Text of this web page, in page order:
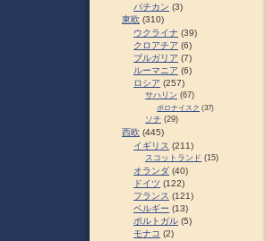
バチカン (3)
東欧 (310)
ウクライナ (39)
クロアチア (6)
ブルガリア (7)
ルーマニア (6)
ロシア (257)
サハリン (67)
ポロナイスク (37)
ソチ (29)
西欧 (445)
イギリス (211)
スコットランド (15)
オランダ (40)
ドイツ (122)
フランス (121)
ベルギー (13)
ポルトガル (5)
モナコ (2)